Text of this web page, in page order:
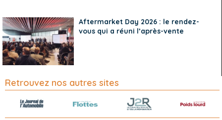
Aftermarket Day 2026 : le rendez-
vous qui a réuni l’après-vente
Retrouvez nos autres sites